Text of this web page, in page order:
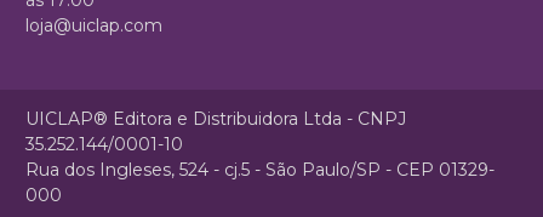
loja@uiclap.com
UICLAP® Editora e Distribuidora Ltda - CNPJ
35.252.144/0001-10
Rua dos Ingleses, 524 - cj.5 - São Paulo/SP - CEP 01329-
000